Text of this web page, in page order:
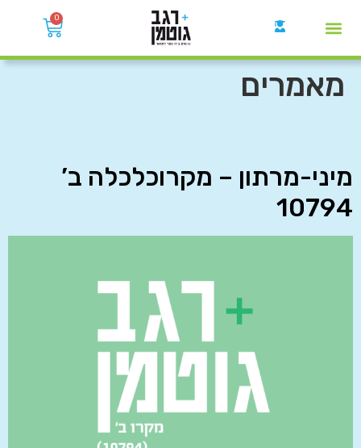
0
מאמרים
מיני-מרתון – מקרוכלכלה ב’
10794